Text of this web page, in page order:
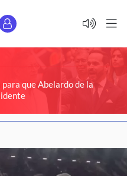
que Abelardo de la